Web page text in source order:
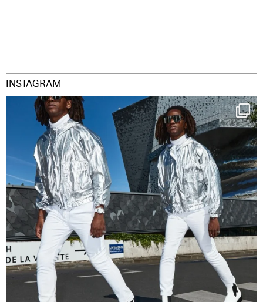
INSTAGRAM
Happy Streetparade everybody
Music in...
9
1